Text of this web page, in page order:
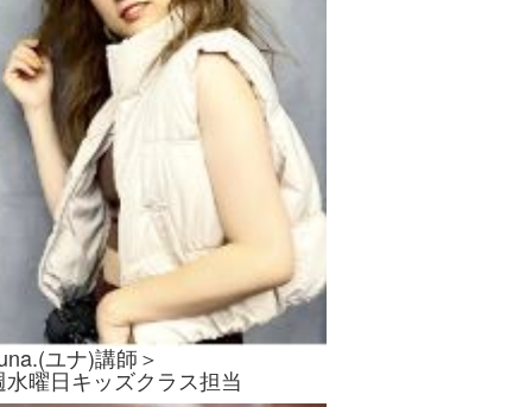
ユナ)講師＞
水曜日キッズクラス担当